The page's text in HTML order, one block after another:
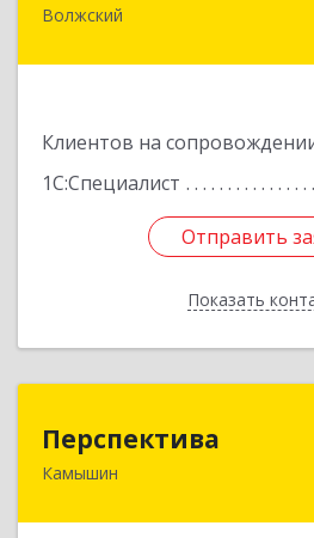
Волжский
Клиентов на
1С:Специалист
Отправить
Показать
404120, Волгоградская
Отправить
Назад
Перспектива
Камышин